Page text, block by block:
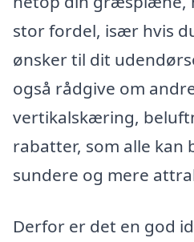
stor fordel, især hvis
ønsker til dit
også rådgive om
vertikalskæring,
rabatter, som alle kan
sundere og mere
Derfor er det en god